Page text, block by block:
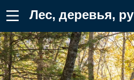
Лес, деревья, ручей Обои на телефон